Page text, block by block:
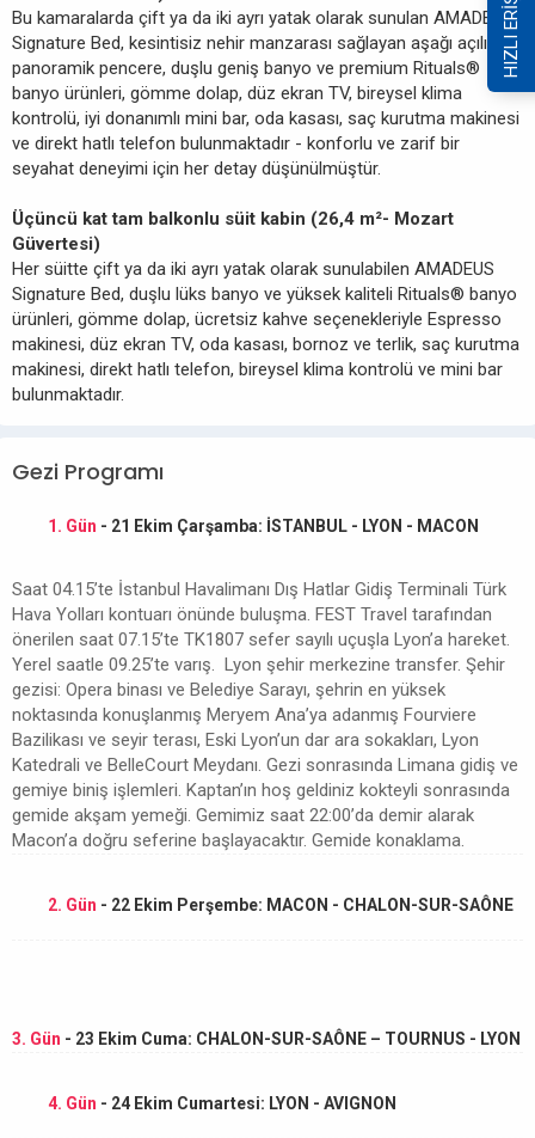
Bu kamaralarda çift ya da iki ayrı yatak olarak sunulan AMADEUS
Signature Bed, kesintisiz nehir manzarası sağlayan aşağı açılır
panoramik pencere, duşlu geniş banyo ve premium Rituals®
banyo ürünleri, gömme dolap, düz ekran TV, bireysel klima
kontrolü, iyi donanımlı mini bar, oda kasası, saç kurutma makinesi
ve direkt hatlı telefon bulunmaktadır - konforlu ve zarif bir
seyahat deneyimi için her detay düşünülmüştür.
Üçüncü kat tam balkonlu süit kabin (26,4 m²- Mozart
Güvertesi)
Her süitte çift ya da iki ayrı yatak olarak sunulabilen AMADEUS
Signature Bed, duşlu lüks banyo ve yüksek kaliteli Rituals® banyo
ürünleri, gömme dolap, ücretsiz kahve seçenekleriyle Espresso
makinesi, düz ekran TV, oda kasası, bornoz ve terlik, saç kurutma
makinesi, direkt hatlı telefon, bireysel klima kontrolü ve mini bar
bulunmaktadır.
Gezi Programı
1. Gün - 21 Ekim Çarşamba: İSTANBUL - LYON - MACON
Saat 04.15’te İstanbul Havalimanı Dış Hatlar Gidiş Terminali Türk
Hava Yolları kontuarı önünde buluşma. FEST Travel tarafından
önerilen saat 07.15’te TK1807 sefer sayılı uçuşla Lyon’a hareket.
Yerel saatle 09.25’te varış. Lyon şehir merkezine transfer. Şehir
gezisi: Opera binası ve Belediye Sarayı, şehrin en yüksek
noktasında konuşlanmış Meryem Ana’ya adanmış Fourviere
Bazilikası ve seyir terası, Eski Lyon’un dar ara sokakları, Lyon
Katedrali ve BelleCourt Meydanı. Gezi sonrasında Limana gidiş ve
gemiye biniş işlemleri. Kaptan’ın hoş geldiniz kokteyli sonrasında
gemide akşam yemeği. Gemimiz saat 22:00’da demir alarak
Macon’a doğru seferine başlayacaktır. Gemide konaklama.
2. Gün - 22 Ekim Perşembe: MACON - CHALON-SUR-SAÔNE
3. Gün - 23 Ekim Cuma: CHALON-SUR-SAÔNE – TOURNUS - LYON
4. Gün - 24 Ekim Cumartesi: LYON - AVIGNON
HIZLI ERİŞİM